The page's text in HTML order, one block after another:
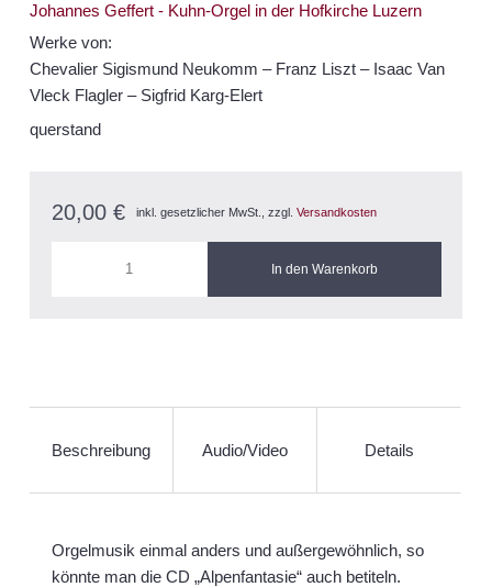
Johannes Geffert - Kuhn-Orgel in der Hofkirche Luzern
Werke von:
Chevalier Sigismund Neukomm
Franz Liszt
Isaac Van
Vleck Flagler
Sigfrid Karg-Elert
querstand
20,00 € inkl. gesetzlicher MwSt., zzgl. Versandkosten
Beschreibung Audio/Video Details
Orgelmusik einmal anders und außergewöhnlich, so
könnte man die CD „Alpenfantasie“ auch betiteln.